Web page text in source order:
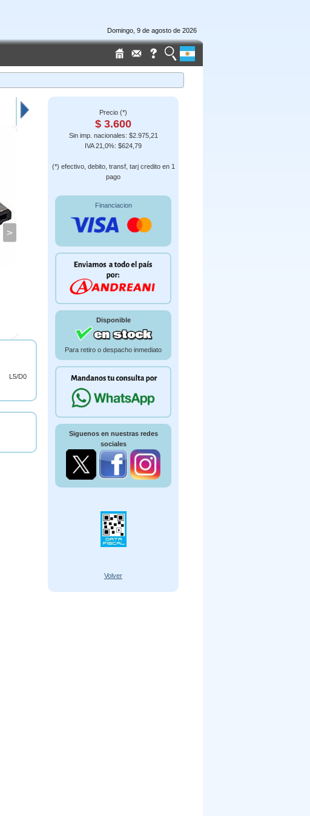
Domingo, 9 de agosto de 2026
>
L5/D0
Precio (*)
$ 3.600
Sin imp. nacionales: $2.975,21
IVA 21,0%: $624,79
(*) efectivo, debito, transf, tarj credito en 1
pago
Financiacion
Disponible
Para retiro o despacho inmediato
Siguenos en nuestras redes
sociales
Volver